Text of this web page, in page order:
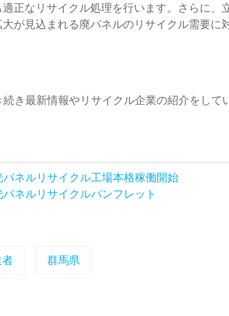
正なリサイクル処理を行います。さらに
が見込まれる廃パネルのリサイクル需要に
き最新情報やリサイクル企業の紹介をして
パネルリサイクル工場本格稼働開始
パネルリサイクルパンフレット
者 群馬県